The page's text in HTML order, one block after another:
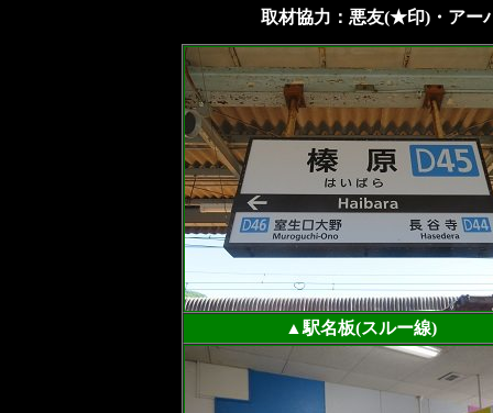
取材協力：悪友(★印)・ア
▲駅名板(スルー線)